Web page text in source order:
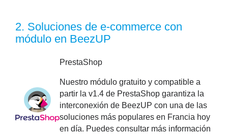
2. Soluciones de e-commerce con
módulo en BeezUP
PrestaShop
Nuestro módulo gratuito y compatible a
partir la v1.4 de PrestaShop garantiza la
interconexión de BeezUP con una de las
soluciones más populares en Francia hoy
en día. Puedes consultar más información